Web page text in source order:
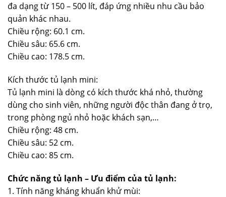
đa dạng từ 150 – 500 lít, đáp ứng nhiều nhu cầu bảo
quản khác nhau.
Chiều rộng: 60.1 cm.
Chiều sâu: 65.6 cm.
Chiều cao: 178.5 cm.
Kích thước tủ lạnh mini:
Tủ lạnh mini là dòng có kích thước khá nhỏ, thường
dùng cho sinh viên, những người độc thân đang ở trọ,
trong phòng ngủ nhỏ hoặc khách sạn,…
Chiều rộng: 48 cm.
Chiều sâu: 52 cm.
Chiều cao: 85 cm.
Chức năng tủ lạnh – Ưu điểm của tủ lạnh:
1. Tính năng kháng khuẩn khử mùi: